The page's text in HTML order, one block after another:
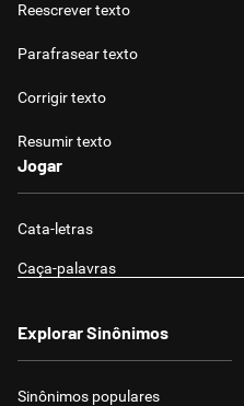
Reescrever texto
Parafrasear texto
Corrigir texto
Resumir texto
Jogar
Cata-letras
Caça-palavras
Explorar Sinônimos
Sinônimos populares